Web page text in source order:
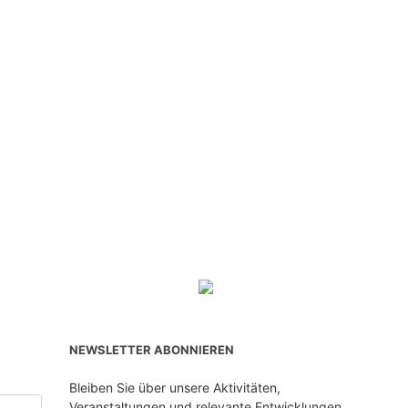
NEWSLETTER ABONNIEREN
Bleiben Sie über unsere Aktivitäten,